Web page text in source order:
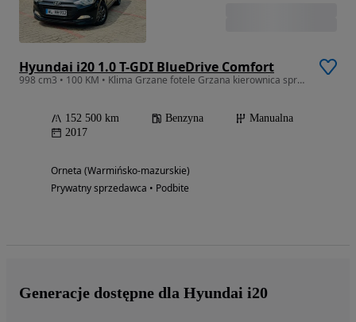
Hyundai i20 1.0 T-GDI BlueDrive Comfort
998 cm3 • 100 KM • Klima Grzane fotele Grzana kierownica sprowadzony
152 500 km Benzyna
Manualna
2017
Orneta (Warmińsko-mazurskie)
Prywatny sprzedawca • Podbite
Generacje dostępne dla Hyundai i20